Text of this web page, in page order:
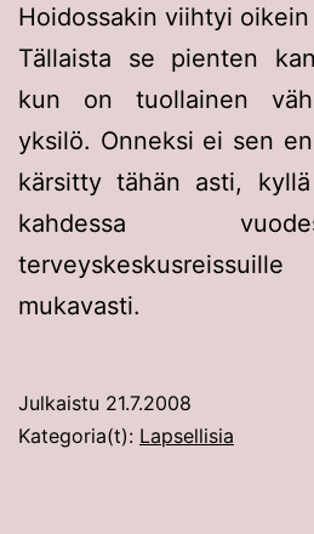
Hoidossakin viihtyi oikein
Tällaista se pienten
kun on tuollainen
yksilö. Onneksi ei sen
kärsitty tähän asti,
kahdessa
mukavasti.
Julkaistu 21.7.2008
Kategoria(t): Lapsellisia